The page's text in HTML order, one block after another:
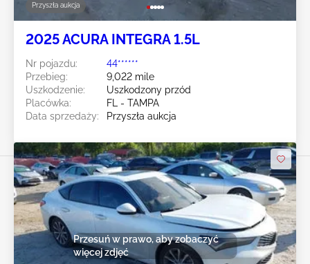
Przyszła aukcja
2025 ACURA INTEGRA 1.5L
Nr pojazdu:
44******
Przebieg:
9,022 mile
Uszkodzenie:
Uszkodzony przód
Placówka:
FL - TAMPA
Data sprzedaży:
Przyszła aukcja
Przesuń w prawo, aby zobaczyć
więcej zdjęć